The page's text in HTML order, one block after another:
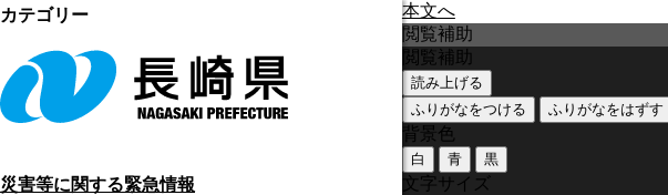
本文へ
災害等に関する緊急情報
閲覧補助
閲覧補助
読み上げる
ふりがなをつける
ふりがなをはずす
背景色
白 青 黒
文字サイズ
カテゴリー